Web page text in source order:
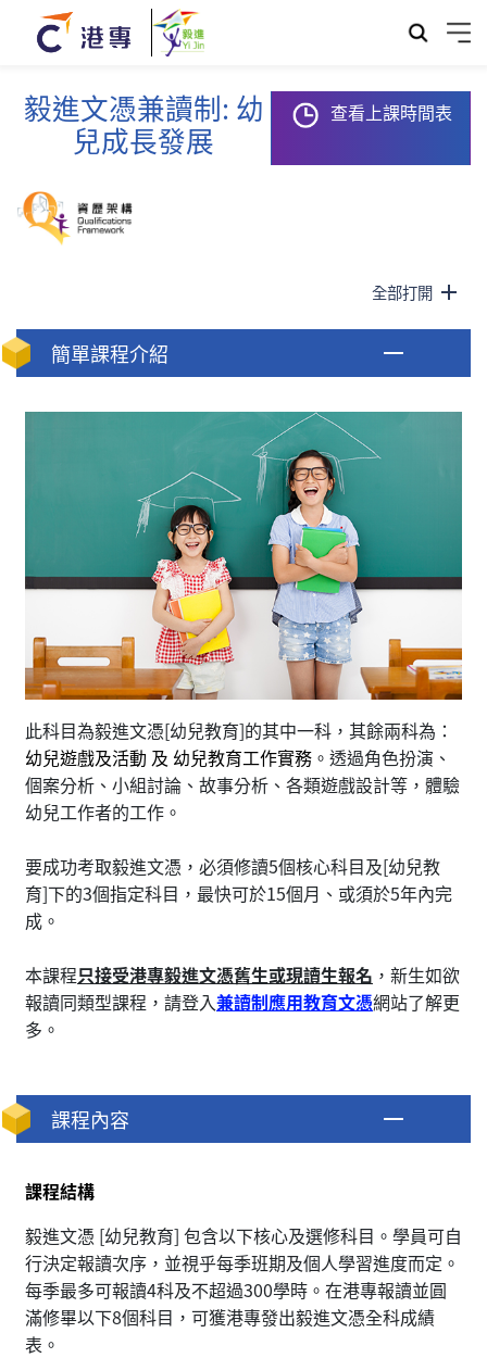
毅進文憑兼讀制: 幼
兒成長發展
查看上課時間表
全部打開
簡單課程介紹
此科目為毅進文憑[幼兒教育]的其中一科，其餘兩科為：
幼兒遊戲及活動 及 幼兒教育工作實務 。透過角色扮演、
個案分析、小組討論、故事分析、各類遊戲設計等，體驗
幼兒工作者的工作。
要成功考取毅進文憑，必須修讀5個核心科目及[幼兒教
育]下的3個指定科目，最快可於15個月、或須於5年內完
成。
本課程只接受港專毅進文憑舊生或現讀生報名 ，新生如欲
報讀同類型課程，請登入兼讀制應用教育文憑網站了解更
多。
課程內容
課程結構
毅進文憑 [幼兒教育] 包含以下核心及選修科目。學員可自
行決定報讀次序，並視乎每季班期及個人學習進度而定。
每季最多可報讀4科及不超過300學時。在港專報讀並圓
滿修畢以下8個科目，可獲港專發出毅進文憑全科成績
表。